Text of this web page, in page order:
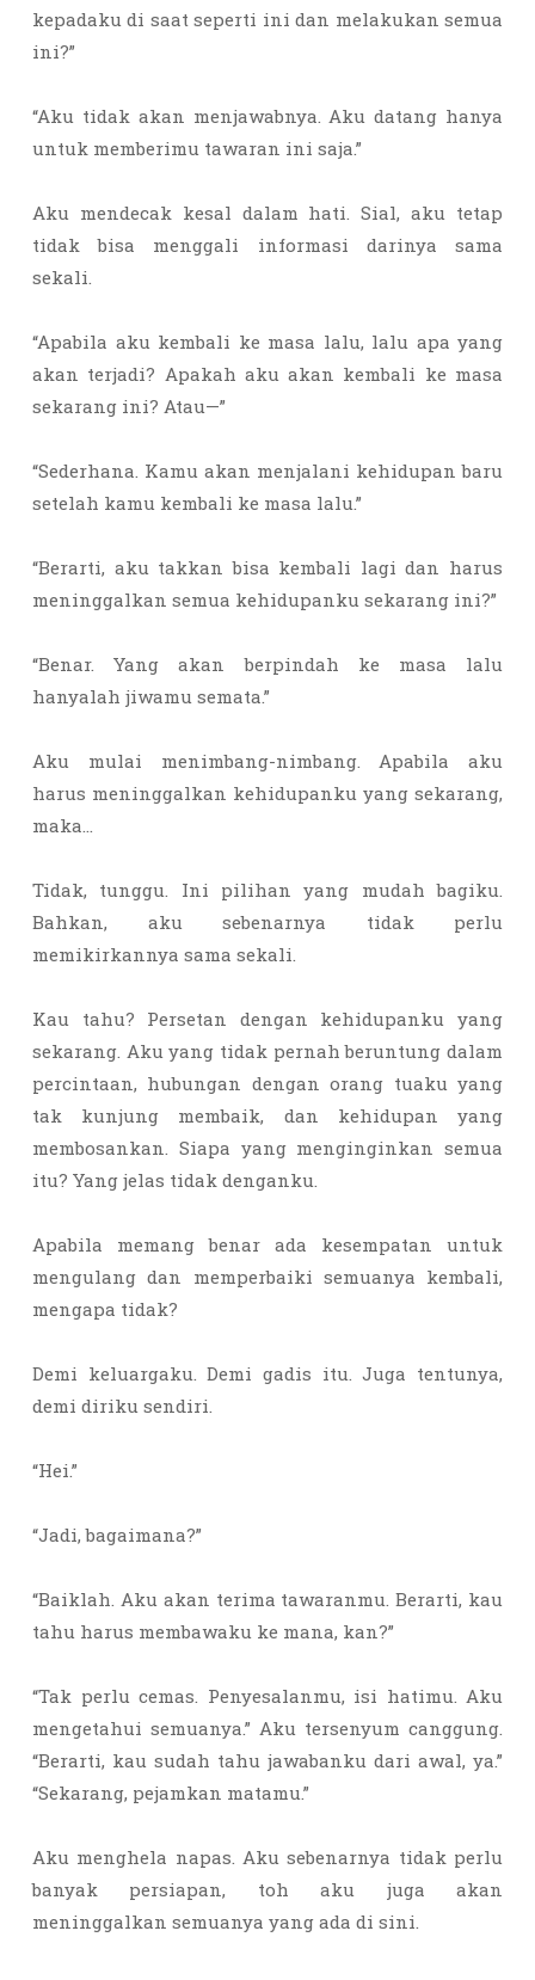
kepadaku di saat seperti ini dan melakukan semua
ini?”
“Aku tidak akan menjawabnya. Aku datang hanya
untuk memberimu tawaran ini saja.”
Aku mendecak kesal dalam hati. Sial, aku tetap
tidak bisa menggali informasi darinya sama
sekali.
“Apabila aku kembali ke masa lalu, lalu apa yang
akan terjadi? Apakah aku akan kembali ke masa
sekarang ini? Atau—”
“Sederhana. Kamu akan menjalani kehidupan baru
setelah kamu kembali ke masa lalu.”
“Berarti, aku takkan bisa kembali lagi dan harus
meninggalkan semua kehidupanku sekarang ini?”
“Benar. Yang akan berpindah ke masa lalu
hanyalah jiwamu semata.”
Aku mulai menimbang-nimbang. Apabila aku
harus meninggalkan kehidupanku yang sekarang,
maka…
Tidak, tunggu. Ini pilihan yang mudah bagiku.
Bahkan, aku sebenarnya tidak perlu
memikirkannya sama sekali.
Kau tahu? Persetan dengan kehidupanku yang
sekarang. Aku yang tidak pernah beruntung dalam
percintaan, hubungan dengan orang tuaku yang
tak kunjung membaik, dan kehidupan yang
membosankan. Siapa yang menginginkan semua
itu? Yang jelas tidak denganku.
Apabila memang benar ada kesempatan untuk
mengulang dan memperbaiki semuanya kembali,
mengapa tidak?
Demi keluargaku. Demi gadis itu. Juga tentunya,
demi diriku sendiri.
“Hei.”
“Jadi, bagaimana?”
“Baiklah. Aku akan terima tawaranmu. Berarti, kau
tahu harus membawaku ke mana, kan?”
“Tak perlu cemas. Penyesalanmu, isi hatimu. Aku
mengetahui semuanya.” Aku tersenyum canggung.
“Berarti, kau sudah tahu jawabanku dari awal, ya.”
“Sekarang, pejamkan matamu.”
Aku menghela napas. Aku sebenarnya tidak perlu
banyak persiapan, toh aku juga akan
meninggalkan semuanya yang ada di sini.